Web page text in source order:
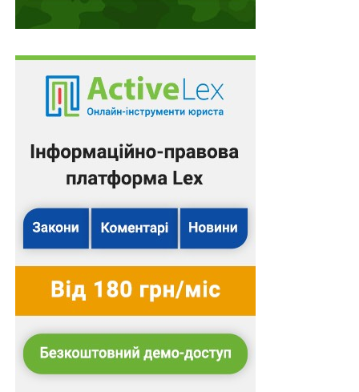
80 тисяч гривень.
комісії
Зловмисник своєї вини у вчиненні злочину не визнав
ні тоді, ні потім, тож досудове розслідування обіцяло
області, судячи з усього, так хотіло здихатися
Шарандака, що вже в лютому 2018 року направило
(далі — КДКП) дисциплінарну скаргу про вчинення
ним дисциплінарного проступку. Останній полягав у
тому, що Шарандак вступив у протиправні
позаслужбові стосунки й використав службові
повноваження на користь своїх приватних інтересів.
можуть викликати сумнів у непідкупності органів
прокуратури, тож заслуговують на дисциплінарне
стягнення у виді звільнення з посади в органах